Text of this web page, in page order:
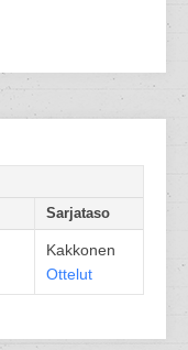
Sarjataso
Kakkonen
Ottelut